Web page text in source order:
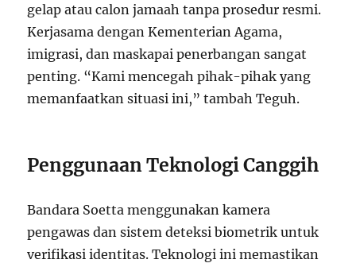
gelap atau calon jamaah tanpa prosedur resmi.
Kerjasama dengan Kementerian Agama,
imigrasi, dan maskapai penerbangan sangat
penting. “Kami mencegah pihak-pihak yang
memanfaatkan situasi ini,” tambah Teguh.
Penggunaan Teknologi Canggih
Bandara Soetta menggunakan kamera
pengawas dan sistem deteksi biometrik untuk
verifikasi identitas. Teknologi ini memastikan